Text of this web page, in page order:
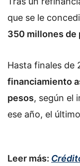
que se le
350 millones de
Hasta finales de
financiamiento
pesos, según el
ese año, el
Leer más: